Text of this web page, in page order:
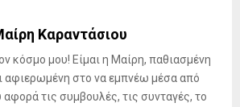
Καραντάσιου
κόσμο μου! Είμαι η Μαίρη, παθιασμένη
αφιερωμένη στο να εμπνέω μέσα από
τις συμβουλές, τις συνταγές, το